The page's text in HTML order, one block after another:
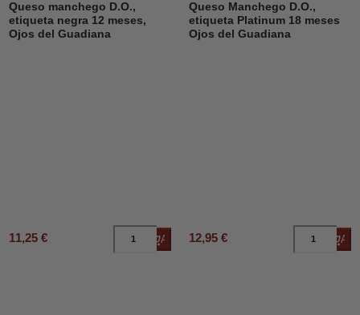
Queso manchego D.O.,
etiqueta negra 12 meses,
Ojos del Guadiana
11,25 € Añadir al carrito
Queso Manchego D.O.,
etiqueta Platinum 18 meses
Ojos del Guadiana
12,95 €